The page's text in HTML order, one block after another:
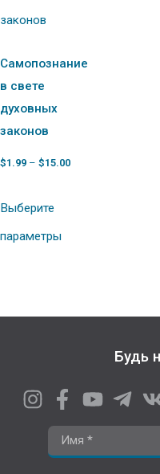
Самопознание
в свете
духовных
законов
$1.99 – $15.00
Выберите
параметры
Будь